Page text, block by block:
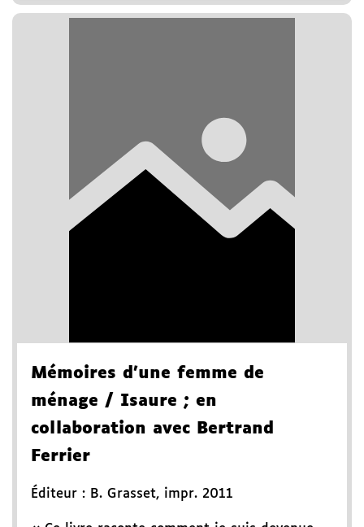
Mémoires d'une femme de
ménage / Isaure ; en
collaboration avec Bertrand
Ferrier
Éditeur : B. Grasset, impr. 2011